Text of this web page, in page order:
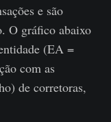
e são
O gráfico abaixo
(EA =
com as
de corretoras,